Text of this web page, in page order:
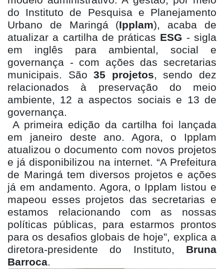
do Instituto de Pesquisa e Planejamento
Urbano de Maringá (Ipplam), acaba de
atualizar a cartilha de práticas ESG - sigla
em inglês para ambiental, social e
governança - com ações das secretarias
municipais. São35 projetos, sendo dez
relacionados à preservação do meio
ambiente, 12 a aspectos sociais e 13 de
governança.
A primeira edição da cartilha foi lançada
em janeiro deste ano. Agora, o Ipplam
atualizou o documento com novos projetos
e já disponibilizou na internet. “A Prefeitura
de Maringá tem diversos projetos e ações
já em andamento. Agora, o Ipplam listou e
mapeou esses projetos das secretarias e
estamos relacionando com as nossas
políticas públicas, para estarmos prontos
para os desafios globais de hoje”, explica a
diretora-presidente do Instituto, Bruna
Barroca.